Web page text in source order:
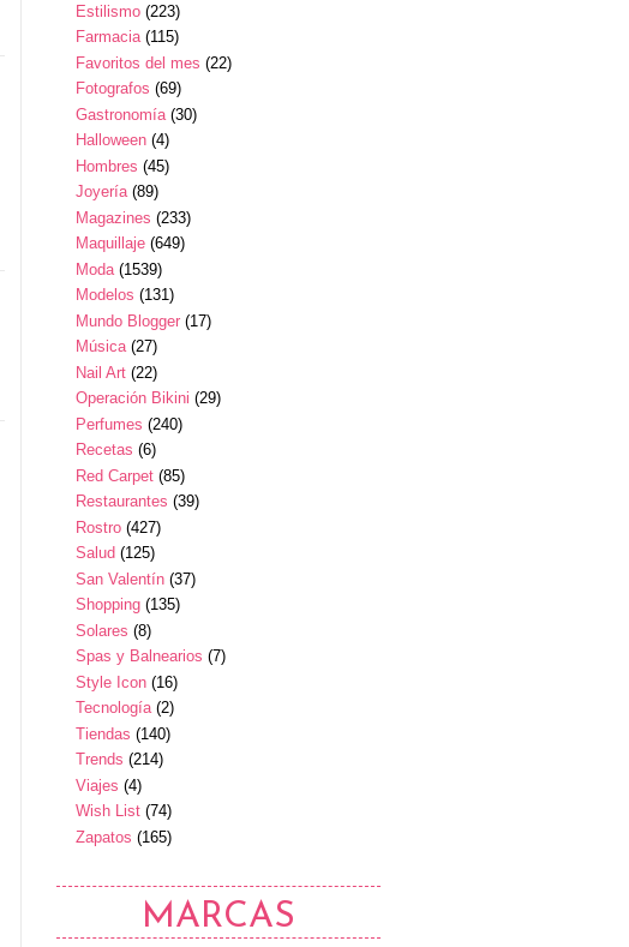
Estilismo (223)
Farmacia (115)
Favoritos del mes (22)
Fotografos (69)
Gastronomía (30)
Halloween (4)
Hombres (45)
Joyería (89)
Magazines (233)
Maquillaje (649)
Moda (1539)
Modelos (131)
Mundo Blogger (17)
Música (27)
Nail Art (22)
Operación Bikini (29)
Perfumes (240)
Recetas (6)
Red Carpet (85)
Restaurantes (39)
Rostro (427)
Salud (125)
San Valentín (37)
Shopping (135)
Solares (8)
Spas y Balnearios (7)
Style Icon (16)
Tecnología (2)
Tiendas (140)
Trends (214)
Viajes (4)
Wish List (74)
Zapatos (165)
MARCAS